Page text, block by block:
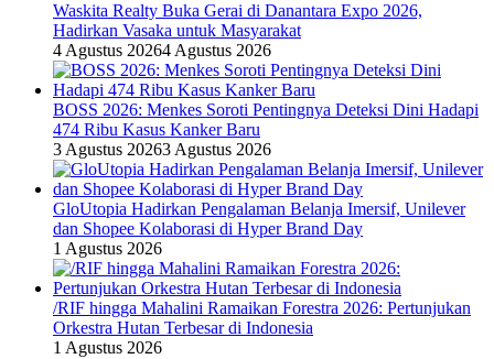
Waskita Realty Buka Gerai di Danantara Expo 2026,
Hadirkan Vasaka untuk Masyarakat
4 Agustus 20264 Agustus 2026
BOSS 2026: Menkes Soroti Pentingnya Deteksi Dini Hadapi
474 Ribu Kasus Kanker Baru
3 Agustus 20263 Agustus 2026
GloUtopia Hadirkan Pengalaman Belanja Imersif, Unilever
dan Shopee Kolaborasi di Hyper Brand Day
1 Agustus 2026
/RIF hingga Mahalini Ramaikan Forestra 2026: Pertunjukan
Orkestra Hutan Terbesar di Indonesia
1 Agustus 2026